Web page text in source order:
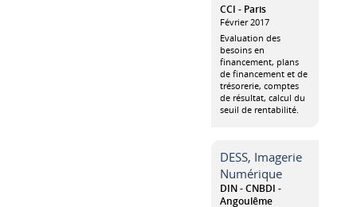
CCI - Paris
Février 2017
Evaluation des
besoins en
financement, plans
de financement et de
trésorerie, comptes
de résultat, calcul du
seuil de rentabilité.
DESS, Imagerie
Numérique
DIN - CNBDI -
Angoulême